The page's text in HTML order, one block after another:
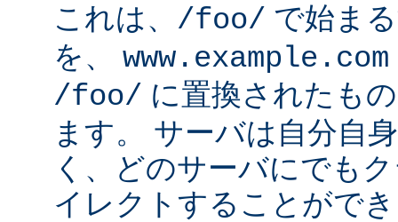
これは、 /foo/ で始ま
を、 www.example.com
/foo/ に置換されたも
ます。 サーバは自分自
く、どのサーバにでも
イレクトすることがで